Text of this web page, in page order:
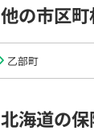
他の市区
乙部町
北海道の